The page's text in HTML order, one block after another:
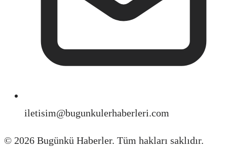
iletisim@bugunkulerhaberleri.com
© 2026 Bugünkü Haberler. Tüm hakları saklıdır.